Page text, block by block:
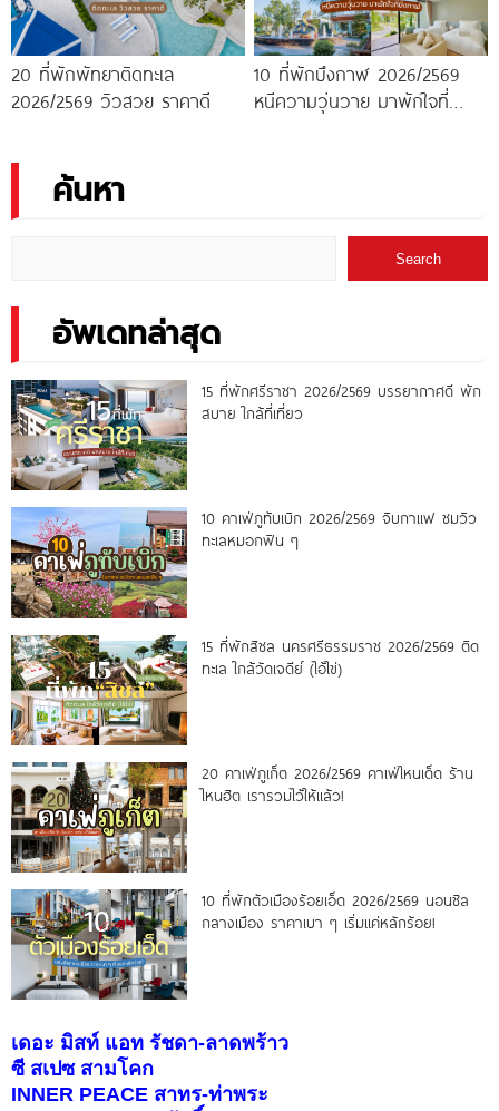
20 ที่พักพัทยาติดทะเล
2026/2569 วิวสวย ราคาดี
10 ที่พักบึงกาฬ 2026/2569
หนีความวุ่นวาย มาพักใจที่
ค้นหา
Search
อัพเดทล่าสุด
15 ที่พักศรีราชา 2026/2569 บรรยากาศดี พัก
สบาย ใกล้ที่เที่ยว
10 คาเฟ่ภูทับเบิก 2026/2569 จิบกาแฟ ชมวิว
ทะเลหมอกฟิน ๆ
15 ที่พักสิชล นครศรีธรรมราช 2026/2569 ติด
ทะเล ใกล้วัดเจดีย์ (ไอ้ไข่)
20 คาเฟ่ภูเก็ต 2026/2569 คาเฟ่ไหนเด็ด ร้าน
ไหนฮิต เรารวมไว้ให้แล้ว!
10 ที่พักตัวเมืองร้อยเอ็ด 2026/2569 นอนชิล
กลางเมือง ราคาเบา ๆ เริ่มแค่หลักร้อย!
เดอะ มิสท์ แอท รัชดา-ลาดพร้าว
ซี สเปซ สามโคก
INNER PEACE สาทร-ท่าพระ